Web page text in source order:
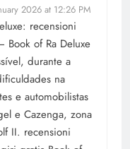
2026 at 12:26 PM
recensioni
Book of Ra Deluxe
durante a
na
e automobilistas
e Cazenga, zona
II. recensioni